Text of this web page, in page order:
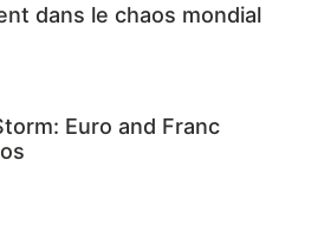
dans le chaos mondial
Euro and Franc